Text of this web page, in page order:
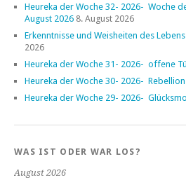
Heureka der Woche 32- 2026- Woche
August 2026 8. August 2026
Erkenntnisse und Weisheiten des
2026
Heureka der Woche 31- 2026- offene
Heureka der Woche 30- 2026- Rebellion
Heureka der Woche 29- 2026-
WAS IST ODER WAR LOS?
August 2026